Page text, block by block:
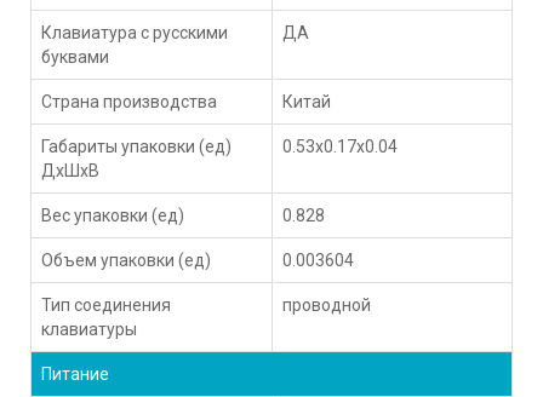
Клавиатура с русскими
буквами
ДА
Страна производства Китай
Габариты упаковки (ед)
ДхШхВ
0.53x0.17x0.04
Вес упаковки (ед) 0.828
Объем упаковки (ед) 0.003604
Тип соединения
клавиатуры
проводной
Питание